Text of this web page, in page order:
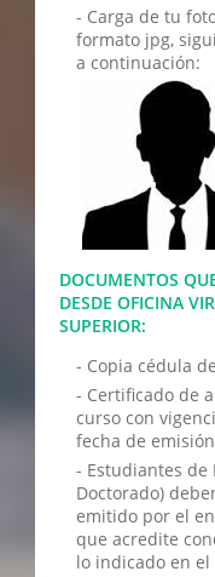
- Carga de tu
formato jpg,
a continuación:
DOCUMENTOS
DESDE OFICINA
SUPERIOR:
- Copia cédula
- Certificado de
curso con
fecha de
- Estudiantes de
Doctorado)
emitido por el
que acredite
lo indicado en el